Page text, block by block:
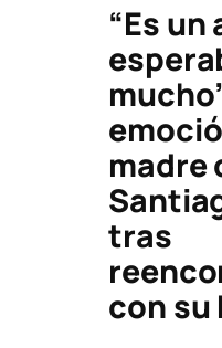
“Es un
madre
tras
con su